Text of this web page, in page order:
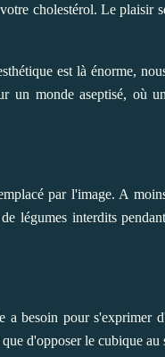
cholestérol. Le plaisir
est là énorme,
un monde aseptisé, où
par l'image. A
légumes interdits
a besoin pour s'exprimer
d'opposer le cubique au